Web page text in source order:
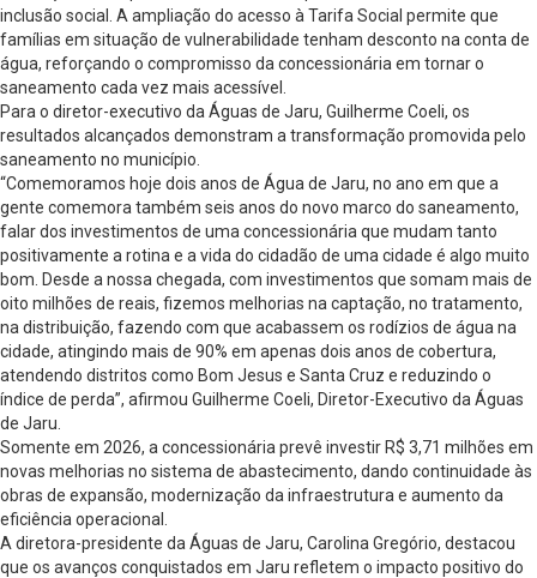
inclusão social. A ampliação do acesso à Tarifa Social permite que
famílias em situação de vulnerabilidade tenham desconto na conta de
água, reforçando o compromisso da concessionária em tornar o
saneamento cada vez mais acessível.
Para o diretor-executivo da Águas de Jaru, Guilherme Coeli, os
resultados alcançados demonstram a transformação promovida pelo
saneamento no município.
“Comemoramos hoje dois anos de Água de Jaru, no ano em que a
gente comemora também seis anos do novo marco do saneamento,
falar dos investimentos de uma concessionária que mudam tanto
positivamente a rotina e a vida do cidadão de uma cidade é algo muito
bom. Desde a nossa chegada, com investimentos que somam mais de
oito milhões de reais, fizemos melhorias na captação, no tratamento,
na distribuição, fazendo com que acabassem os rodízios de água na
cidade, atingindo mais de 90% em apenas dois anos de cobertura,
atendendo distritos como Bom Jesus e Santa Cruz e reduzindo o
índice de perda”, afirmou Guilherme Coeli, Diretor-Executivo da Águas
de Jaru.
Somente em 2026, a concessionária prevê investir R$ 3,71 milhões em
novas melhorias no sistema de abastecimento, dando continuidade às
obras de expansão, modernização da infraestrutura e aumento da
eficiência operacional.
A diretora-presidente da Águas de Jaru, Carolina Gregório, destacou
que os avanços conquistados em Jaru refletem o impacto positivo do